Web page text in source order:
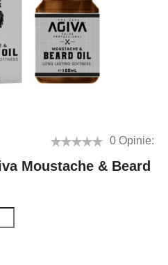
0 Opinie:
Moustache & Beard